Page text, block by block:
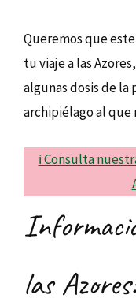
Queremos que
tu viaje a las
algunas dosis de
archipiélago al que
ℹ️ Consulta
las